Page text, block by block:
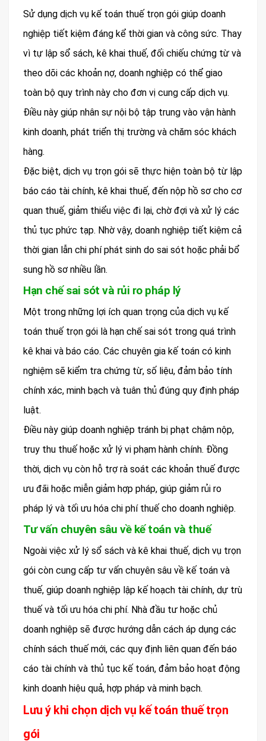
Sử dụng dịch vụ kế toán thuế trọn gói giúp doanh
nghiệp tiết kiệm đáng kể thời gian và công sức. Thay
vì tự lập sổ sách, kê khai thuế, đối chiếu chứng từ và
theo dõi các khoản nợ, doanh nghiệp có thể giao
toàn bộ quy trình này cho đơn vị cung cấp dịch vụ.
Điều này giúp nhân sự nội bộ tập trung vào vận hành
kinh doanh, phát triển thị trường và chăm sóc khách
hàng.
Đặc biệt, dịch vụ trọn gói sẽ thực hiện toàn bộ từ lập
báo cáo tài chính, kê khai thuế, đến nộp hồ sơ cho cơ
quan thuế, giảm thiểu việc đi lại, chờ đợi và xử lý các
thủ tục phức tạp. Nhờ vậy, doanh nghiệp tiết kiệm cả
thời gian lẫn chi phí phát sinh do sai sót hoặc phải bổ
sung hồ sơ nhiều lần.
Hạn chế sai sót và rủi ro pháp lý
Một trong những lợi ích quan trọng của dịch vụ kế
toán thuế trọn gói là hạn chế sai sót trong quá trình
kê khai và báo cáo. Các chuyên gia kế toán có kinh
nghiệm sẽ kiểm tra chứng từ, số liệu, đảm bảo tính
chính xác, minh bạch và tuân thủ đúng quy định pháp
luật.
Điều này giúp doanh nghiệp tránh bị phạt chậm nộp,
truy thu thuế hoặc xử lý vi phạm hành chính. Đồng
thời, dịch vụ còn hỗ trợ rà soát các khoản thuế được
ưu đãi hoặc miễn giảm hợp pháp, giúp giảm rủi ro
pháp lý và tối ưu hóa chi phí thuế cho doanh nghiệp.
Tư vấn chuyên sâu về kế toán và thuế
Ngoài việc xử lý sổ sách và kê khai thuế, dịch vụ trọn
gói còn cung cấp tư vấn chuyên sâu về kế toán và
thuế, giúp doanh nghiệp lập kế hoạch tài chính, dự trù
thuế và tối ưu hóa chi phí. Nhà đầu tư hoặc chủ
doanh nghiệp sẽ được hướng dẫn cách áp dụng các
chính sách thuế mới, các quy định liên quan đến báo
cáo tài chính và thủ tục kế toán, đảm bảo hoạt động
kinh doanh hiệu quả, hợp pháp và minh bạch.
Lưu ý khi chọn dịch vụ kế toán thuế trọn
gói